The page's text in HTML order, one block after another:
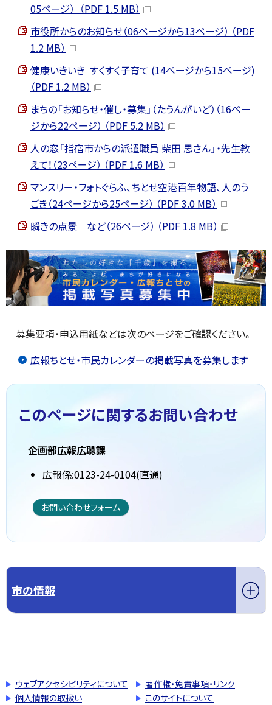
05ページ） （PDF 1.5 MB）
市役所からのお知らせ（06ページから13ページ） （PDF
1.2 MB）
健康いきいき すくすく子育て (14ページから15ページ)
（PDF 1.2 MB）
まちの「お知らせ・催し・募集」（たうんがいど）（16ペー
ジから22ページ） （PDF 5.2 MB）
人の窓「指宿市からの派遣職員 柴田 思さん」・先生教
えて！（23ページ） （PDF 1.6 MB）
マンスリー・フォトぐらふ、ちとせ空港百年物語、人のう
ごき（24ページから25ページ） （PDF 3.0 MB）
瞬きの点景 など（26ページ） （PDF 1.8 MB）
募集要項・申込用紙などは次のページをご確認ください。
広報ちとせ・市民カレンダーの掲載写真を募集します
このページに関するお問い合わせ
企画部広報広聴課
広報係:0123-24-0104(直通)
お問い合わせフォーム
市の情報
ウェブアクセシビリティについて
著作権・免責事項・リンク
個人情報の取扱い
このサイトについて